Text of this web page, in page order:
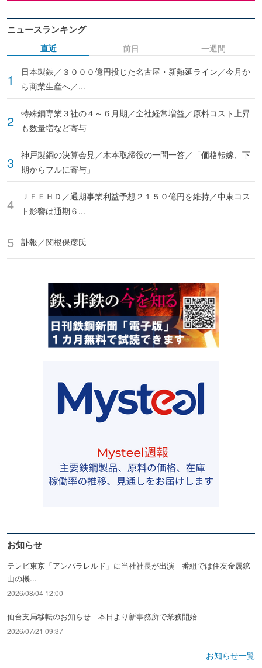
ニュースランキング
直近
日本製鉄／３０００億円投じた名古屋・新熱延ライン／今月か
ら商業生産へ／...
特殊鋼専業３社の４～６月期／全社経常増益／原料コスト上昇
も数量増など寄与
神戸製鋼の決算会見／木本取締役の一問一答／「価格転嫁、下
期からフルに寄与」
ＪＦＥＨＤ／通期事業利益予想２１５０億円を維持／中東コス
ト影響は通期６...
訃報／関根保彦氏
前日 一週間
お知らせ
テレビ東京「アンパラレルド」に当社社長が出演 番組では住友金属鉱
山の機...
2026/08/04 12:00
仙台支局移転のお知らせ 本日より新事務所で業務開始
2026/07/21 09:37
お知らせ一覧